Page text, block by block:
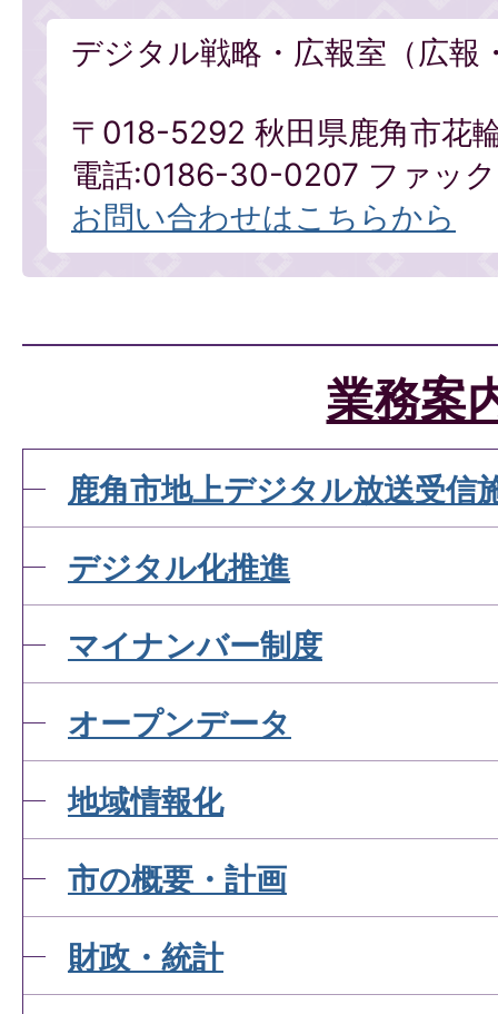
デジタル戦略・広報室（広報
〒018-5292 秋田県鹿角市花
電話:0186-30-0207 ファッ
お問い合わせはこちらから
業務案
鹿角市地上デジタル放送受信
デジタル化推進
マイナンバー制度
オープンデータ
地域情報化
市の概要・計画
財政・統計